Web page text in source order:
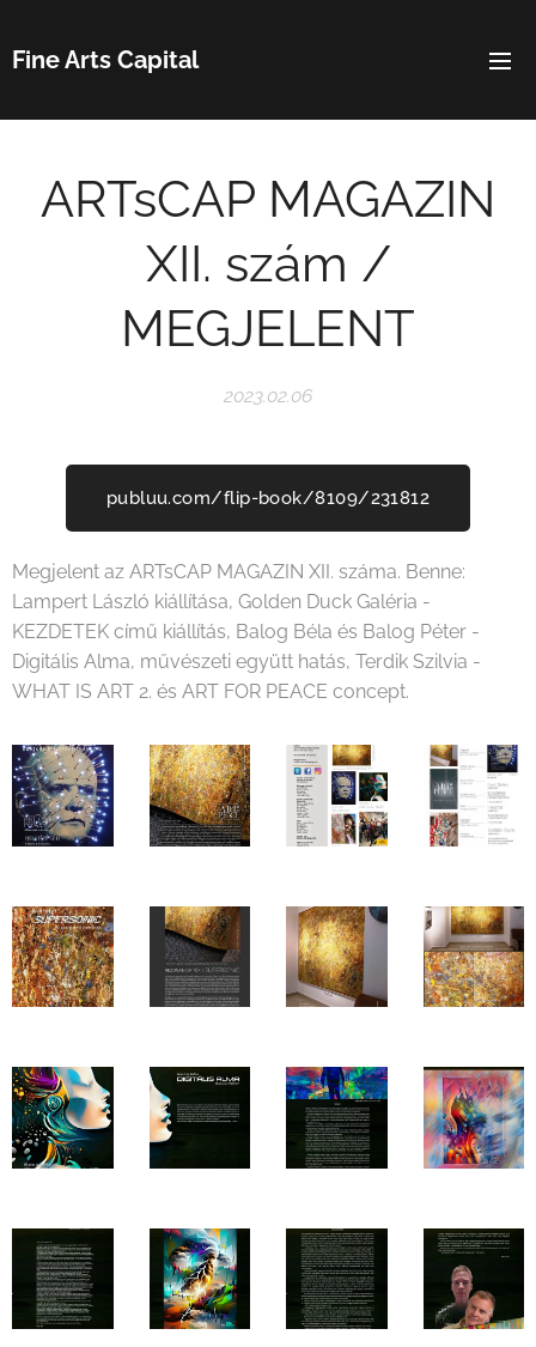
Fine Arts Capital
ARTsCAP MAGAZIN
XII. szám /
MEGJELENT
2023.02.06
publuu.com/flip-book/8109/231812
Megjelent az ARTsCAP MAGAZIN XII. száma. Benne:
Lampert László kiállítása, Golden Duck Galéria -
KEZDETEK című kiállítás, Balog Béla és Balog Péter -
Digitális Alma, művészeti együtt hatás, Terdik Szilvia -
WHAT IS ART 2. és ART FOR PEACE concept.